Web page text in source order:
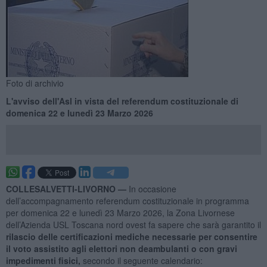
Foto di archivio
L'avviso dell'Asl in vista del referendum costituzionale di
domenica 22 e lunedì 23 Marzo 2026
COLLESALVETTI-LIVORNO — In occasione
dell’accompagnamento referendum costituzionale in programma
per domenica 22 e lunedì 23 Marzo 2026, la Zona Livornese
dell’Azienda USL Toscana nord ovest fa sapere che sarà garantito il
rilascio delle certificazioni mediche necessarie per consentire
il voto assistito agli elettori non deambulanti o con gravi
impedimenti fisici, secondo il seguente calendario: